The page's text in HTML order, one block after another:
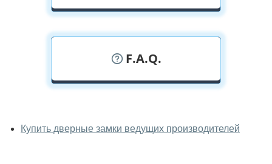
F.A.Q.
вживую?
Купить дверные замки ведущих производителей